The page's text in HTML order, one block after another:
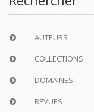
AUTEURS
COLLECTIONS
DOMAINES
REVUES